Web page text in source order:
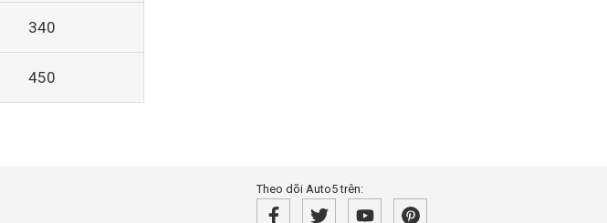
340
450
Theo dõi Auto5 trên: